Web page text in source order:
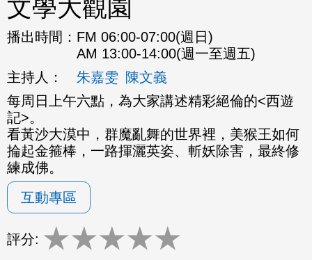
文學大觀園
播出時間： FM 06:00-07:00(週日)
AM 13:00-14:00(週一至週五)
主持人：
朱嘉雯 陳文義
每周日上午六點，為大家講述精彩絕倫的<西遊
記>。
看黃沙大漠中，群魔亂舞的世界裡，美猴王如何
掄起金箍棒，一路揮灑英姿、斬妖除害，最終修
練成佛。
互動專區
評分: ★★★★★